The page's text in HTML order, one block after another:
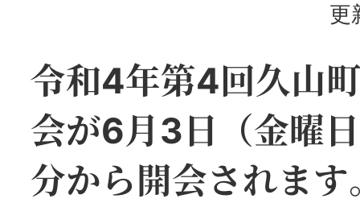
更
令和4年第4回久山
会が6月3日（金曜
分から開会されま